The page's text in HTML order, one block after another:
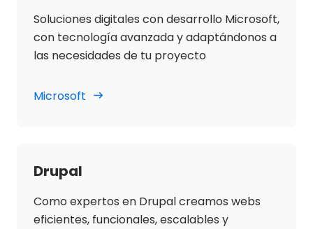
Soluciones digitales con desarrollo Microsoft,
con tecnología avanzada y adaptándonos a
las necesidades de tu proyecto
Microsoft
Drupal
Como expertos en Drupal creamos webs
eficientes, funcionales, escalables y